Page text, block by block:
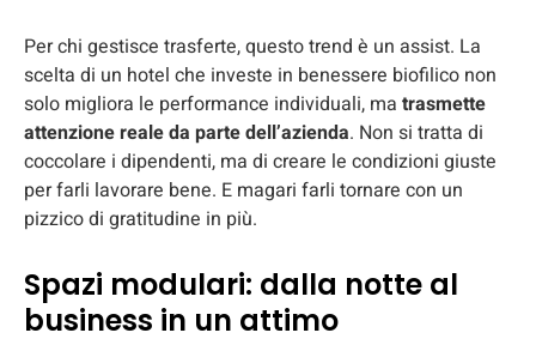
Per chi gestisce trasferte, questo trend è un assist. La
scelta di un hotel che investe in benessere biofilico non
solo migliora le performance individuali, ma trasmette
attenzione reale da parte dell’azienda. Non si tratta di
coccolare i dipendenti, ma di creare le condizioni giuste
per farli lavorare bene. E magari farli tornare con un
pizzico di gratitudine in più.
Spazi modulari: dalla notte al
business in un attimo